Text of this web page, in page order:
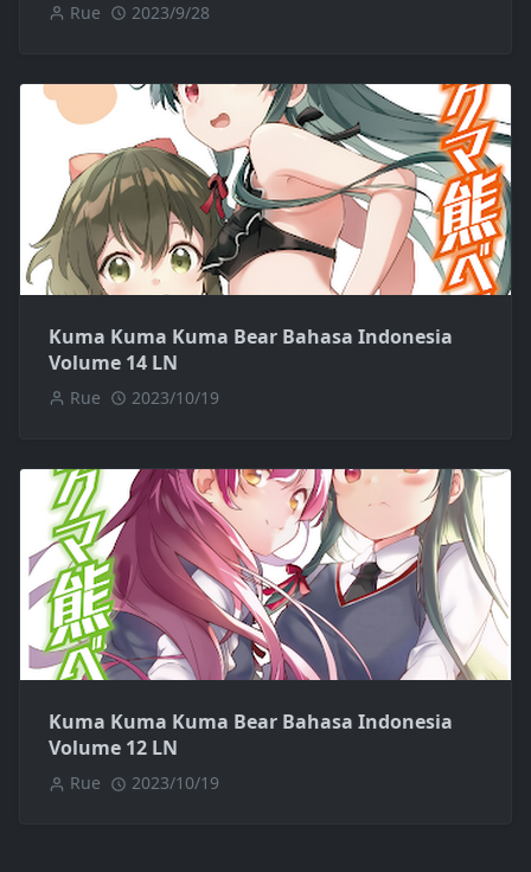
Rue 2023/9/28
Kuma Kuma Kuma Bear Bahasa Indonesia
Volume 14 LN
Rue 2023/10/19
Kuma Kuma Kuma Bear Bahasa Indonesia
Volume 12 LN
Rue 2023/10/19